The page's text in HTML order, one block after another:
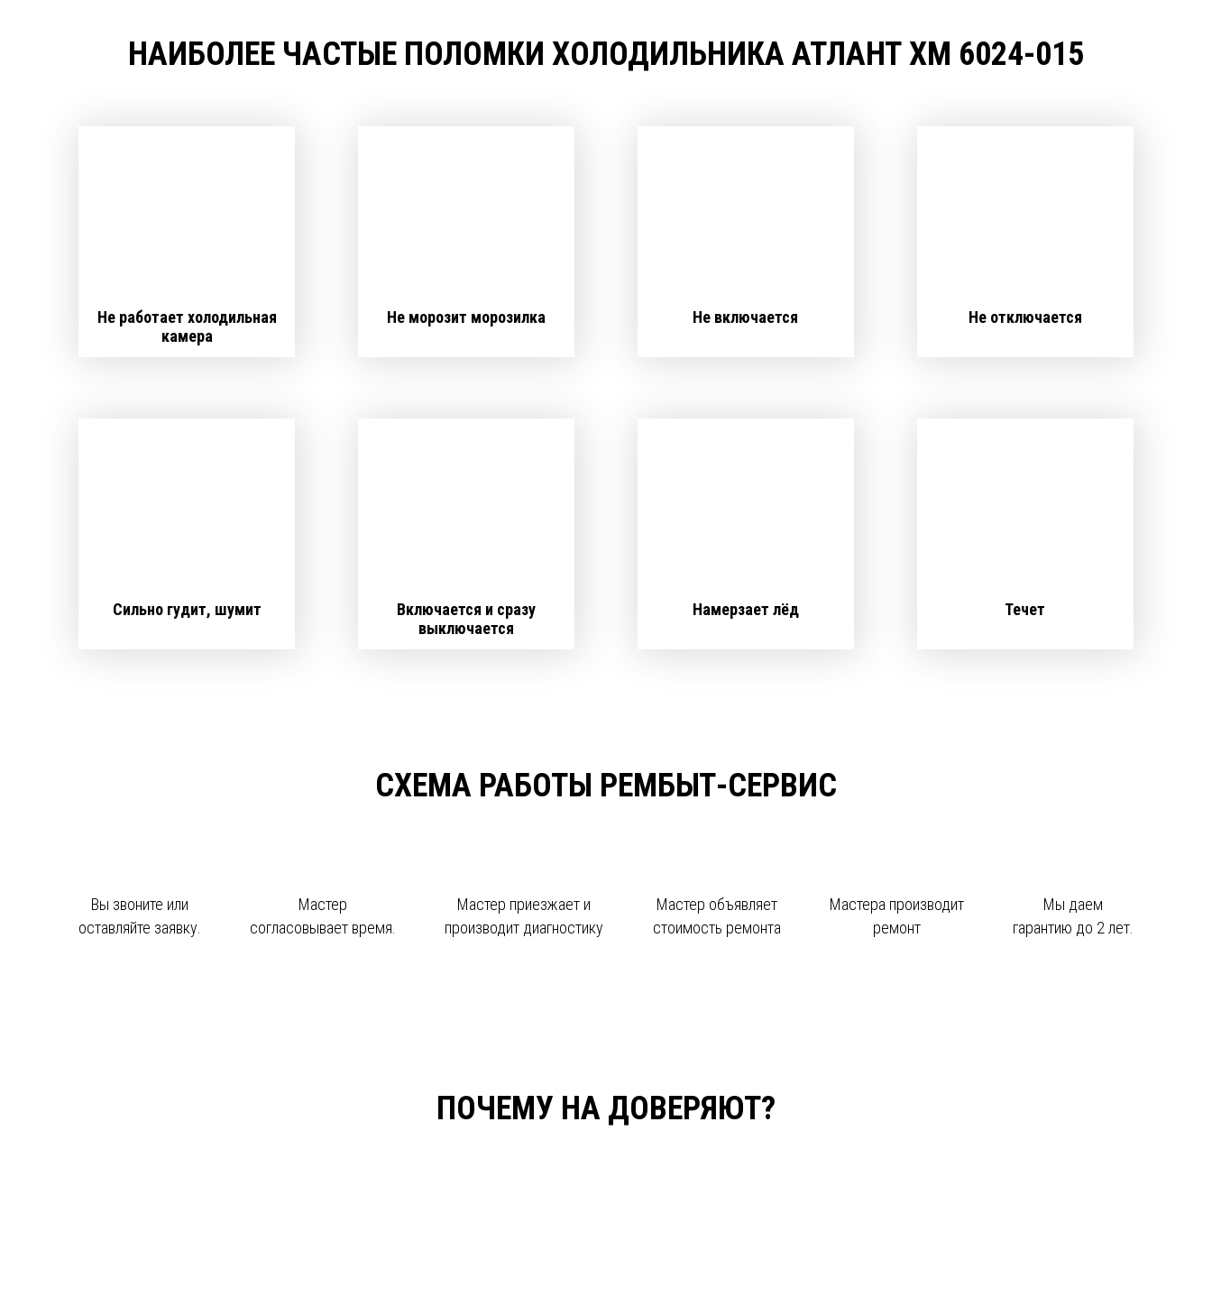
НАИБОЛЕЕ ЧАСТЫЕ ПОЛОМКИ ХОЛОДИЛЬНИКА АТЛАНТ ХМ 6024-015
Не работает холодильная
камера
Не морозит морозилка Не включается Не отключается
Сильно гудит, шумит
Включается и сразу
выключается
Намерзает лёд Течет
СХЕМА РАБОТЫ РЕМБЫТ-СЕРВИС
Вы звоните или
оставляйте заявку.
Мастер
согласовывает время.
Мастер приезжает и
производит диагностику
Мастер объявляет
стоимость ремонта
Мастера производит
ремонт
Мы даем
гарантию до 2 лет.
ПОЧЕМУ НА ДОВЕРЯЮТ?